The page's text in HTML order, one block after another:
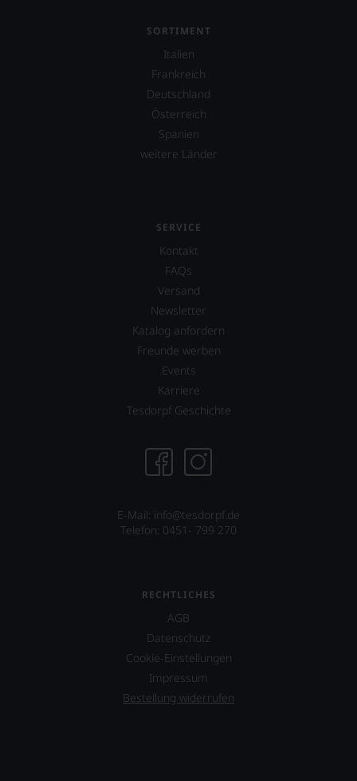
SORTIMENT
Italien
Frankreich
Deutschland
Österreich
Spanien
weitere Länder
SERVICE
Kontakt
FAQs
Versand
Newsletter
Katalog anfordern
Freunde werben
Events
Karriere
Tesdorpf Geschichte
E-Mail: info@tesdorpf.de
Telefon: 0451- 799 270
RECHTLICHES
AGB
Datenschutz
Cookie-Einstellungen
Impressum
Bestellung widerrufen